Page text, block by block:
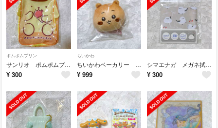
ポムポムプリン
サンリオ ポムポムプリン あたりくじ 収納バッグ
¥ 300
ちいかわ
ちいかわベーカリー パンみたいなもちもちマスコット ちいかわ
¥ 999
シマエナガ メガネ拭き ベージュ
¥ 300